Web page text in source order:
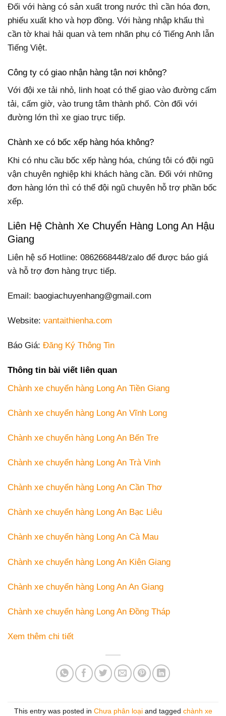
Đối với hàng có sản xuất trong nước thì cần hóa đơn,
phiếu xuất kho và hợp đồng. Với hàng nhập khẩu thì
cần tờ khai hải quan và tem nhãn phụ có Tiếng Anh lẫn
Tiếng Việt.
Công ty có giao nhận hàng tận nơi không?
Với đội xe tải nhỏ, linh hoạt có thể giao vào đường cấm
tải, cấm giờ, vào trung tâm thành phố. Còn đối với
đường lớn thì xe giao trực tiếp.
Chành xe có bốc xếp hàng hóa không?
Khi có nhu cầu bốc xếp hàng hóa, chúng tôi có đội ngũ
vận chuyên nghiệp khi khách hàng cần. Đối với những
đơn hàng lớn thì có thể đội ngũ chuyên hỗ trợ phần bốc
xếp.
Liên Hệ Chành Xe Chuyển Hàng Long An Hậu
Giang
Liên hệ số Hotline: 0862668448/zalo để được báo giá
và hỗ trợ đơn hàng trực tiếp.
Email: baogiachuyenhang@gmail.com
Website: vantaithienha.com
Báo Giá: Đăng Ký Thông Tin
Thông tin bài viết liên quan
Chành xe chuyển hàng Long An Tiền Giang
Chành xe chuyển hàng Long An Vĩnh Long
Chành xe chuyển hàng Long An Bến Tre
Chành xe chuyển hàng Long An Trà Vinh
Chành xe chuyển hàng Long An Cần Thơ
Chành xe chuyển hàng Long An Bạc Liêu
Chành xe chuyển hàng Long An Cà Mau
Chành xe chuyển hàng Long An Kiên Giang
Chành xe chuyển hàng Long An An Giang
Chành xe chuyển hàng Long An Đồng Tháp
Xem thêm chi tiết
This entry was posted in Chưa phân loạiand tagged chành xe